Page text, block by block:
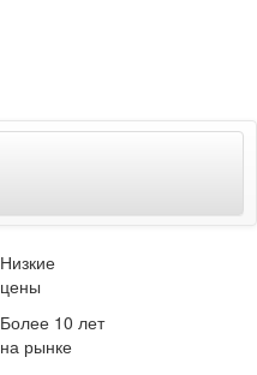
Низкие
цены
Более 10 лет
на рынке